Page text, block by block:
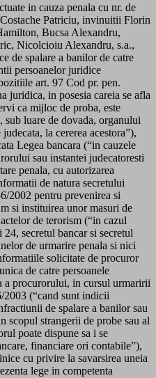
in cauza penala cu nr. de
Patriciu, invinuitii Florin
Bucsa Alexandru,
Nicolcioiu Alexandru, s.a.,
de spalare a banilor de catre
persoanelor juridice
art. 97 Cod pr. pen.
juridica, in posesia careia se afla
ca mijloc de proba, este
sub luare de dovada, organului
la cererea acestora”),
Legea bancara (“in cauzele
sau instantei judecatoresti
penala, cu autorizarea
de natura secretului
2002 pentru prevenirea si
si instituirea unor masuri de
de terorism (“in cazul
secretul bancar si secretul
de urmarire penala si nici
solicitate de procuror
de catre persoanele
a procurorului, in cursul urmaririi
2003 (“cand sunt indicii
de spalare a banilor sau
scopul strangerii de probe sau al
poate dispune sa i se
financiare ori contabile”),
cu privire la savarsirea uneia
lege in competenta